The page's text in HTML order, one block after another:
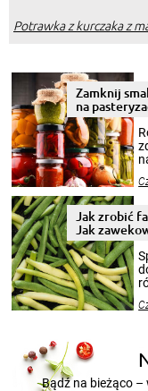
Potrawka z kurczaka z
Zamknij
na
Jak zrobić
Jak
Bądź na bieżąco –